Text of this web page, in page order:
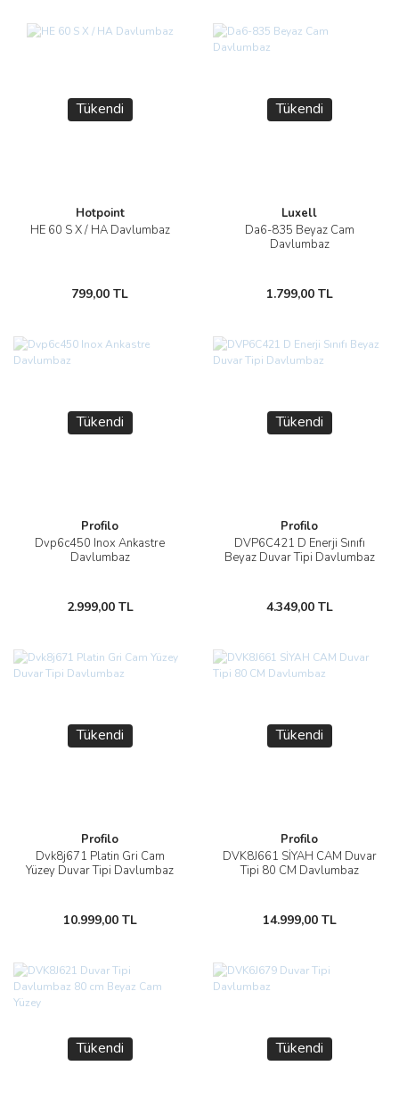
Tükendi
Hotpoint
HE 60 S X / HA Davlumbaz
799,00 TL
Tükendi
Luxell
Da6-835 Beyaz Cam
Davlumbaz
1.799,00 TL
Tükendi
Profilo
Dvp6c450 Inox Ankastre
Davlumbaz
2.999,00 TL
Tükendi
Profilo
DVP6C421 D Enerji Sınıfı
Beyaz Duvar Tipi Davlumbaz
4.349,00 TL
Tükendi
Profilo
Dvk8j671 Platin Gri Cam
Yüzey Duvar Tipi Davlumbaz
10.999,00 TL
Tükendi
Profilo
DVK8J661 SİYAH CAM Duvar
Tipi 80 CM Davlumbaz
14.999,00 TL
Tükendi Tükendi